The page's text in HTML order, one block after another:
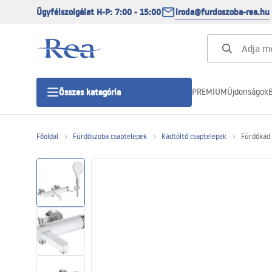
Ügyfélszolgálat H-P: 7:00 - 15:00 iroda@furdoszoba-rea.hu
Összes kategória
Zuhanyajtó
Zuhanytálcák
Zuhanylefolyók
PREMIUMÚjdonságok
Főoldal Fürdőszoba csaptelepek Kádtöltő csaptelepek